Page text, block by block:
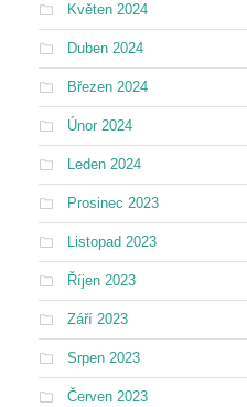
Květen 2024
Duben 2024
Březen 2024
Únor 2024
Leden 2024
Prosinec 2023
Listopad 2023
Říjen 2023
Září 2023
Srpen 2023
Červen 2023